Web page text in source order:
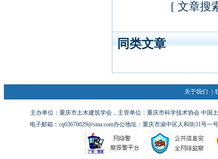
[ 文章搜
同类文章
关于我们
主办单位：重庆市土木建筑学会，主管单位：重庆市科学技术协会 中国
电子邮箱：cq63676029@sina.com办公地址：重庆市渝中区人和街31号一